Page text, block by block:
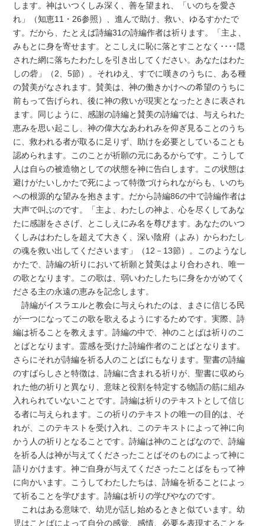
します。神はいつくしみ深く、善を望まれ、「いのちを愛さ
れ」（知恵11・26参照）、進んで助け、救い、ゆるすかたで
す。だから、たとえば詩編31の詩編作者は祈ります。「主よ、
みもとに身を寄せます。とこしえに恥に落とすことなく････隠
された網に落ちたわたしを引き出してください。あなたはわた
しの砦」（2、5節）。それゆえ、すでに嘆きのうちに、ある種
の賛美がなされます。賛美は、神の働きかけへの希望のうちに
前もって告げられ、後に神の救いが現実となったときに表され
ます。同じように、感謝の詩編と賛美の詩編では、与えられた
恵みを思い起こし、神の偉大なあわれみを仰ぎ見ることのうち
に、救われる者が取るに足りず、助けを必要としていることも
認められます。このことが祈願の元にあるからです。こうして
人は自らの被造物としての状態を神に告白します。この状態は
避けがたいしかたで死によって特徴づけられながらも、いのち
への根源的な望みを抱きます。だから詩編86の中で詩編作者は
大声で叫ぶのです。「主よ、わたしの神よ、心を尽くしてあな
たに感謝をささげ、とこしえにみ名を尊びます。あなたのいつ
くしみはわたしを超えて大きく、深い陰府（よみ）からわたし
の魂を救い出してくださいます」（12－13節）。このようなし
かたで、詩編の祈りにおいて祈願と賛美はより合わされ、唯一
の歌となります。この歌は、弱いわたしたちに身をかがめてく
ださる主の永遠の恵みを記念します。
詩編がイスラエルと教会に与えられたのは、まさに信じる民
が一つになってこの歌を歌えるようにするためです。実際、詩
編は祈ることを教えます。詩編の中で、神のことばは祈りのこ
とばとなります。霊感を受けた詩編作者のことばとなります。
さらにそれが詩編を祈る人のことばにもなります。聖書の詩編
のすばらしさと特徴は、詩編に含まれる祈りが、聖書に収めら
れた他の祈りと異なり、意味と役割を特定する物語の筋に組み
入れられていないことです。詩編は祈りのテキストとして信じ
る者に与えられます。この祈りのテキストの唯一の目的は、そ
れが、このテキストを受け入れ、このテキストによって神に向
かう人の祈りとなることです。詩編は神のことばなので、詩編
を祈る人は神が与えてくださったことばそのものによって神に
語りかけます。神ご自身が与えてくださったことばをもって神
に向かいます。こうしてわたしたちは、詩編を祈ることによっ
て祈ることを学びます。詩編は祈りの学びやなのです。
これはある意味で、幼児が話し始めるときと似ています。幼
児はことばによって自分の感覚、感情、必要を表現することを